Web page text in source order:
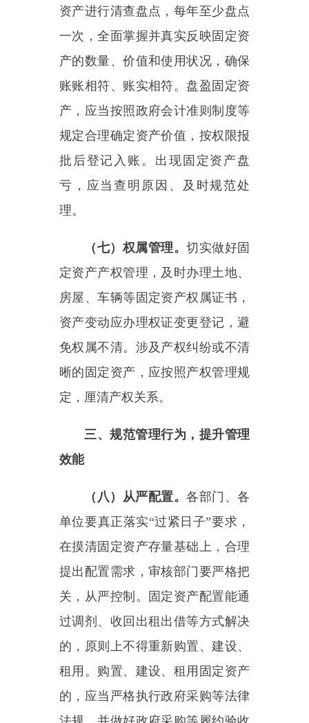
晰的固定资产，应按照产权管理规
定，厘清产权关系。
（八）从严配置。各部门、各
单位要真正落实“过紧日子”要求，
关，从严控制。固定资产配置能通
过调剂、收回出租出借等方式解决
的，原则上不得重新购置、建设、
法规，并做好政府采购等履约验收
与固定资产入账的衔接。严格按规
定标准配置固定资产，没有配置标
准的，结合本单位履职需要和事业
固定资产原则上不得一边出租出
借、一边新增配置。
（九）规范使用。要加强固定
资产使用管理，行政单位固定资产
主要保障机关正常运转，事业单位
用固定资产，确保固定资产功能与
单位职能相匹配。固定资产出租出
借、对外投资要严格履行管理程
序。落实固定资产内部领用和离岗
归还制度，领用人要合理使用、妥
善保管，出现损坏及时报修，避免